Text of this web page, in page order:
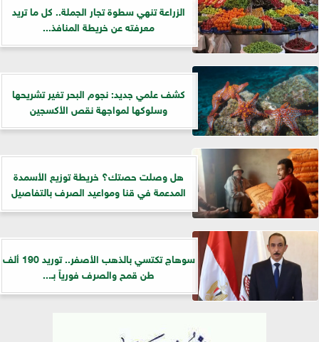
الزراعة تنهي سطوة تجار الجملة.. كل ما تريد
معرفته عن خريطة المنافذ...
كشف علمي جديد: نجوم البحر تغير تشريحها
وسلوكها لمواجهة نقص الأكسجين
هل وصلت حصتك؟ خريطة توزيع الأسمدة
المدعمة في قنا ومواعيد الصرف بالتفاصيل
سوهاج تكتسي بالذهب الأصفر.. توريد 190 ألف
طن قمح والصرف فورياً بـ...